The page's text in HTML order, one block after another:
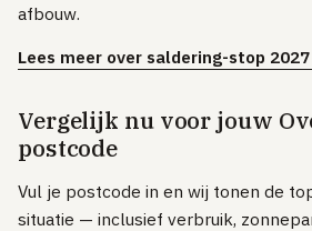
Volledig overzicht — alle uitleg-
51 providers · publiek vergeleken
afbouw.
Lees meer over saldering-stop
Vergelijk nu voor jouw
postcode
Vul je postcode in en wij tonen de
situatie — inclusief verbruik,